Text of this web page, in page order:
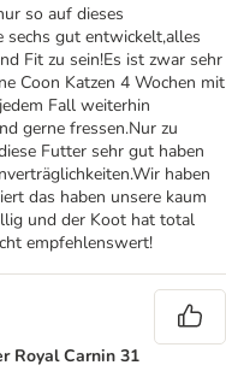
so auf dieses
sechs gut entwickelt,alles
Fit zu sein!Es ist zwar sehr
Coon Katzen 4 Wochen mit
Fall weiterhin
gerne fressen.Nur zu
Futter sehr gut haben
haben
das haben unsere kaum
und der Koot hat total
empfehlenswert!
Royal Carnin 31